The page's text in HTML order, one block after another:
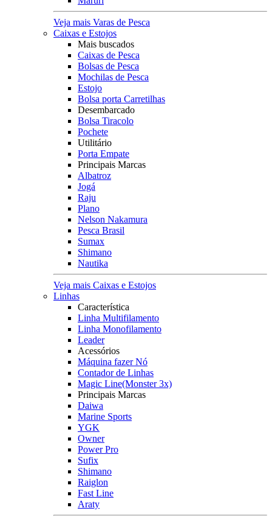
Veja mais Varas de Pesca
Caixas e Estojos
Mais buscados
Caixas de Pesca
Bolsas de Pesca
Mochilas de Pesca
Estojo
Bolsa porta Carretilhas
Desembarcado
Bolsa Tiracolo
Pochete
Utilitário
Porta Empate
Principais Marcas
Albatroz
Jogá
Raju
Plano
Nelson Nakamura
Pesca Brasil
Sumax
Shimano
Nautika
Veja mais Caixas e Estojos
Linhas
Característica
Linha Multifilamento
Linha Monofilamento
Leader
Acessórios
Máquina fazer Nó
Contador de Linhas
Magic Line(Monster 3x)
Principais Marcas
Daiwa
Marine Sports
YGK
Owner
Power Pro
Sufix
Shimano
Raiglon
Fast Line
Araty